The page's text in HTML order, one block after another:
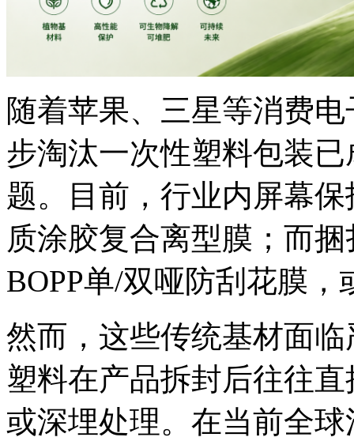
随着苹果、三星等消费
步淘汰一次性塑料包装
题。目前，行业内屏幕保
质涂胶复合离型膜；而
BOPP单/双哑防刮花膜，
然而，这些传统基材面
塑料在产品拆封后往往
或深埋处理。在当前全